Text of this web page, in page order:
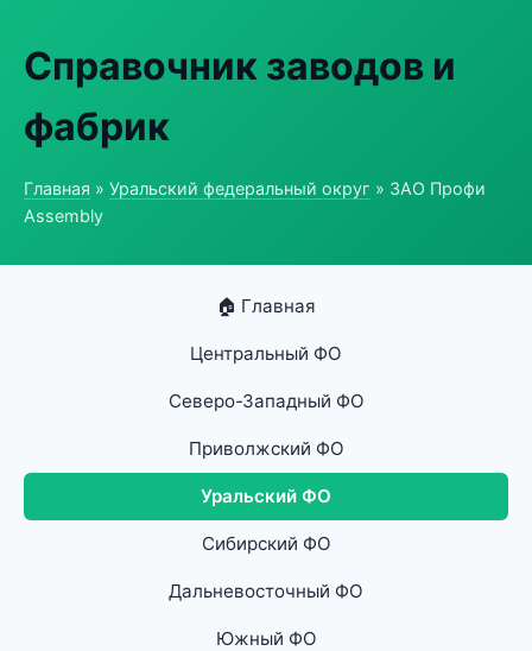
Справочник заводов и
фабрик
Главная » Уральский федеральный округ » ЗАО Профи
Assembly
🏠 Главная
Центральный ФО
Северо-Западный ФО
Приволжский ФО
Уральский ФО
Сибирский ФО
Дальневосточный ФО
Южный ФО